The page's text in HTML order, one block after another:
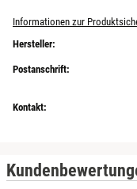
Informationen zur
Hersteller:
Postanschrift:
Kontakt:
Dorsten
Duisburg